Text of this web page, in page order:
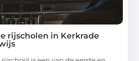
rijscholen in Kerkrade